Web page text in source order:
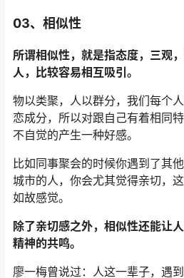
03、 相似性
所谓相似性，就是指态度，三观
人，比较容易相互吸引。
物以类聚，人以群分，我们每个
恋成分，所以对跟自己有着相同
不自觉的产生一种好感。
比如同事聚会的时候你遇到了其
城市的人，你会尤其觉得亲切，
如故感觉。
除了亲切感之外，相似性还能让
精神的共鸣。
廖一梅曾说过：人这一辈子，遇